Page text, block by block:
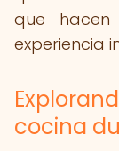
que
experiencia
cocina